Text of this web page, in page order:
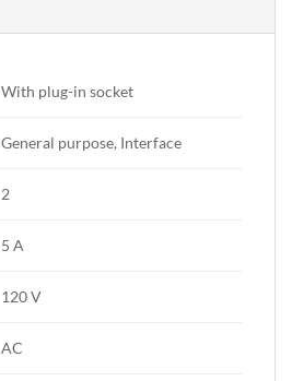
With plug-in socket
General purpose, Interface
2
5 A
120 V
AC